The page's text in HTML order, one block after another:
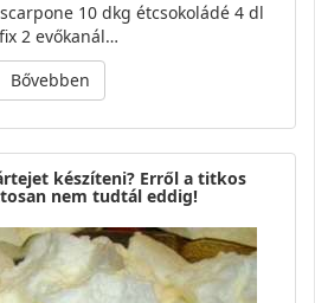
10 dkg étcsokoládé 4 dl
2 evőkanál…
Bővebben
készíteni? Erről a titkos
nem tudtál eddig!